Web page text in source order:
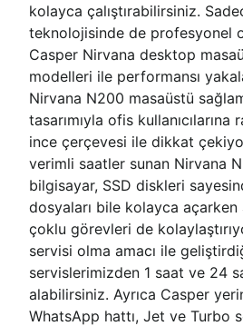
kolayca çalıştırabilirsiniz.
teknolojisinde de profesyonel
Casper Nirvana desktop
modelleri ile performansı
Nirvana N200 masaüstü
tasarımıyla ofis kullanıcılarına
ince çerçevesi ile dikkat
verimli saatler sunan Nirvana
bilgisayar, SSD diskleri
dosyaları bile kolayca açarken
çoklu görevleri de
servisi olma amacı ile
servislerimizden 1 saat ve 24
alabilirsiniz. Ayrıca Casper
WhatsApp hattı, Jet ve Turbo